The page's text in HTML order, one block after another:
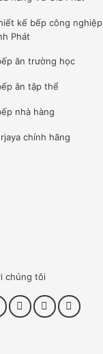
kế bếp công nghiệp
Phát
ăn trường học
ăn tập thể
nhà hàng
chính hãng
chúng tôi